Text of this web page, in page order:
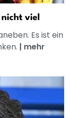
viel
Es ist ein
| mehr